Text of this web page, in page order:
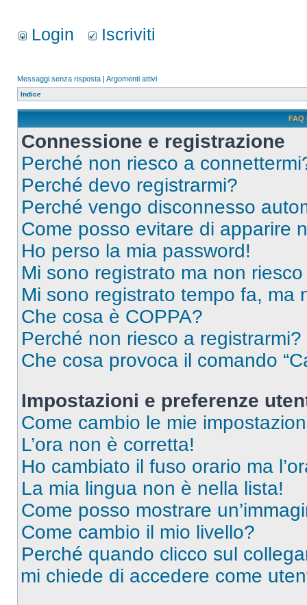
Login Iscriviti
Messaggi senza risposta | Argomenti attivi
Indice
FAQ
Connessione e registrazione
Perché non riesco a
Perché devo registrarmi?
Perché vengo disconnesso
Come posso evitare di apparire
Ho perso la mia password!
Mi sono registrato ma non
Mi sono registrato tempo fa, ma
Che cosa è COPPA?
Perché non riesco a registrarmi?
Che cosa provoca il comando
Impostazioni e preferenze
Come cambio le mie
L’ora non è corretta!
Ho cambiato il fuso orario ma
La mia lingua non è nella lista!
Come posso mostrare
Come cambio il mio livello?
Perché quando clicco sul
mi chiede di accedere come